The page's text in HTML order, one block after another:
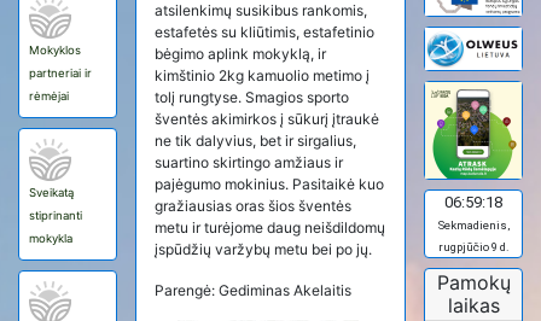
Mokyklos
partneriai ir
rėmėjai
Sveikatą
stiprinanti
mokykla
atsilenkimų susikibus rankomis,
estafetės su kliūtimis, estafetinio
bėgimo aplink mokyklą, ir
kimštinio 2kg kamuolio metimo į
tolį rungtyse. Smagios sporto
šventės akimirkos į sūkurį įtraukė
ne tik dalyvius, bet ir sirgalius,
suartino skirtingo amžiaus ir
pajėgumo mokinius. Pasitaikė kuo
gražiausias oras šios šventės
metu ir turėjome daug neišdildomų
įspūdžių varžybų metu bei po jų.
Parengė: Gediminas Akelaitis
06:59:19
Sekmadienis,
rugpjūčio 9 d.
Pamokų
laikas